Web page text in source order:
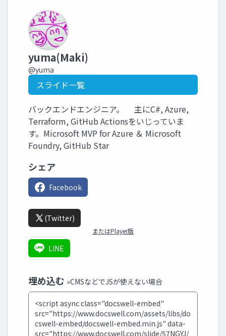
yuma(Maki)
@yuma
スライド一覧
バックエンドエンジニア。 主にC#, Azure,
Terraform, GitHub Actionsをいじっていま
す。Microsoft MVP for Azure ＆ Microsoft
Foundry, GitHub Star
シェア
Facebook
(Twitter)
またはPlayer版
LINE
埋め込む »CMSなどでJSが使えない場合